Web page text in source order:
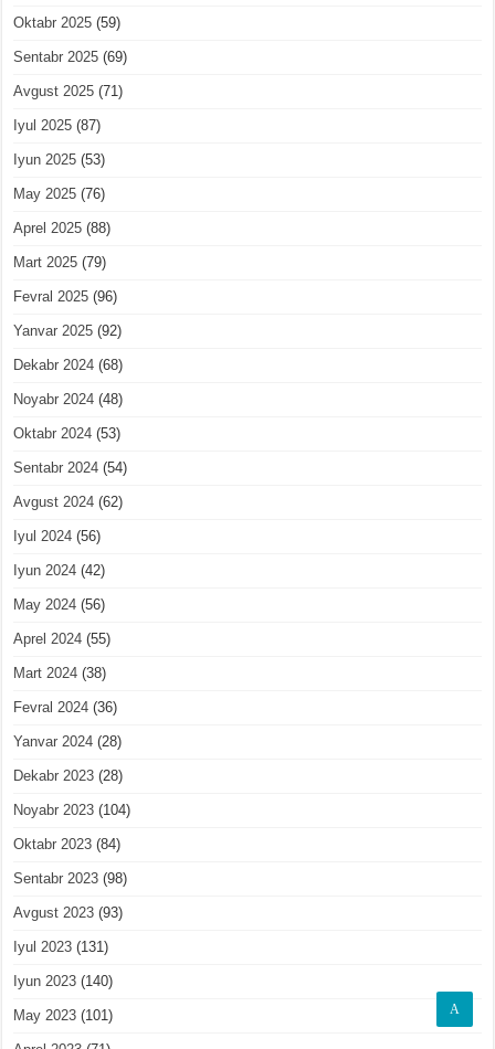
Oktabr 2025 (59)
Sentabr 2025 (69)
Avgust 2025 (71)
Iyul 2025 (87)
Iyun 2025 (53)
May 2025 (76)
Aprel 2025 (88)
Mart 2025 (79)
Fevral 2025 (96)
Yanvar 2025 (92)
Dekabr 2024 (68)
Noyabr 2024 (48)
Oktabr 2024 (53)
Sentabr 2024 (54)
Avgust 2024 (62)
Iyul 2024 (56)
Iyun 2024 (42)
May 2024 (56)
Aprel 2024 (55)
Mart 2024 (38)
Fevral 2024 (36)
Yanvar 2024 (28)
Dekabr 2023 (28)
Noyabr 2023 (104)
Oktabr 2023 (84)
Sentabr 2023 (98)
Avgust 2023 (93)
Iyul 2023 (131)
Iyun 2023 (140)
May 2023 (101) A